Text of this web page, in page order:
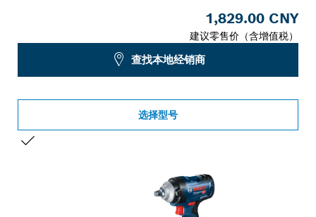
1,829.00 CNY
建议零售价（含增值税）
查找本地经销商
选择型号